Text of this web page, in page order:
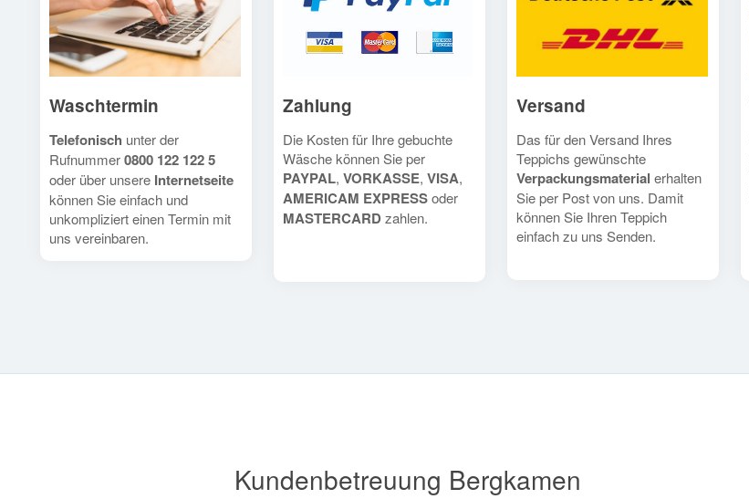
Waschtermin
Telefonisch unter der
Rufnummer0800 122 122 5
oder über unsere Internetseite
können Sie einfach und
unkompliziert einen Termin mit
uns vereinbaren.
Zahlung
Die Kosten für Ihre gebuchte
Wäsche können Sie per
PAYPAL, VORKASSE, VISA,
AMERICAM EXPRESSoder
MASTERCARDzahlen.
Versand
Das für den Versand Ihres
Teppichs gewünschte
Verpackungsmaterial erhalten
Sie per Post von uns. Damit
können Sie Ihren Teppich
einfach zu uns Senden.
Kundenbetreuung Bergkamen